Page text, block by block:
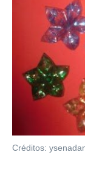
Créditos: